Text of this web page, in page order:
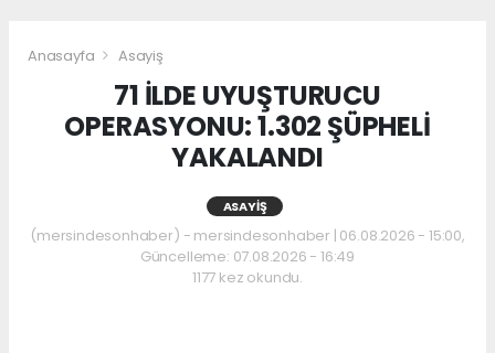
Anasayfa Asayiş
71 İLDE UYUŞTURUCU
OPERASYONU: 1.302 ŞÜPHELİ
YAKALANDI
ASAYIŞ
(mersindesonhaber) - mersindesonhaber | 06.08.2026 - 15:00,
Güncelleme: 07.08.2026 - 16:49
1177 kez okundu.